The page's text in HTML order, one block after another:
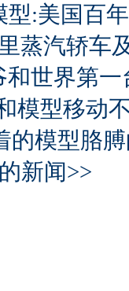
型:美国百
蒸汽轿车
和世界第
模型移动
的模型胳
的新闻>>